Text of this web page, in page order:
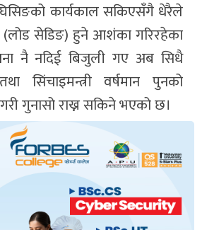
कार्यकाल सकिएसँगै धेरैले
(लोड सेडिङ) हुने आशंका गरिरहेका
नै नदिई बिजुली गए अब सिधै
सिंचाइमन्त्री वर्षमान पुनको
गुनासो राख्न सकिने भएको छ।